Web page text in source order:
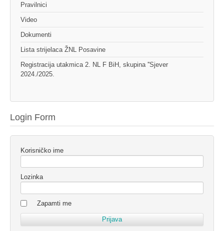
Pravilnici
Video
Dokumenti
Lista strijelaca ŽNL Posavine
Registracija utakmica 2. NL F BiH, skupina ''Sjever
2024./2025.
Login Form
Korisničko ime
Lozinka
Zapamti me